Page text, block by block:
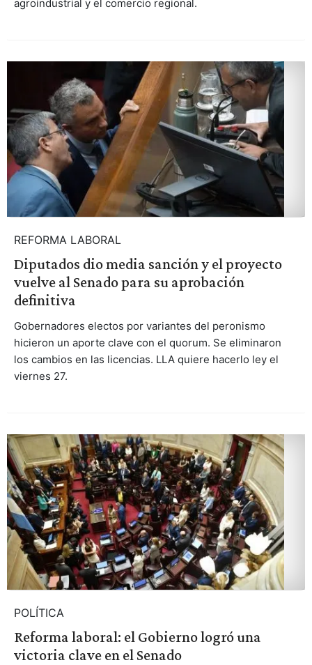
agroindustrial y el comercio regional.
REFORMA LABORAL
Diputados dio media sanción y el proyecto
vuelve al Senado para su aprobación
definitiva
Gobernadores electos por variantes del peronismo
hicieron un aporte clave con el quorum. Se eliminaron
los cambios en las licencias. LLA quiere hacerlo ley el
viernes 27.
POLÍTICA
Reforma laboral: el Gobierno logró una
victoria clave en el Senado